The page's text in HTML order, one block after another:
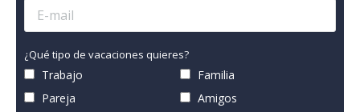
¿Qué tipo de vacaciones quieres?
Trabajo
Familia
Pareja
Amigos